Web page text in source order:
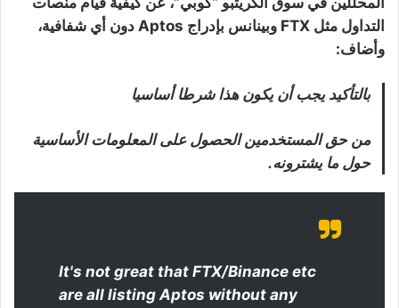
التداول مثل FTX وبينانس بإدراج Aptos دون أي شفافية،
وأضاف:
بالتأكيد يجب أن يكون هذا شرطا أساسيا
من حق المستخدمين الحصول على المعلومات الأساسية
حول ما يشترونه.
It's not great that FTX/Binance etc
are all listing Aptos without any